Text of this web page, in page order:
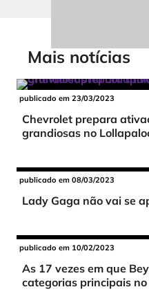
Mais notícias
publicado em 23/03/2023
Chevrolet prepara
grandiosas no
publicado em 08/03/2023
Lady Gaga não vai se
publicado em 10/02/2023
As 17 vezes em que
categorias principais